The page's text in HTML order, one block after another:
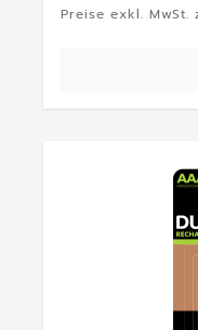
Preise exkl. MwSt.